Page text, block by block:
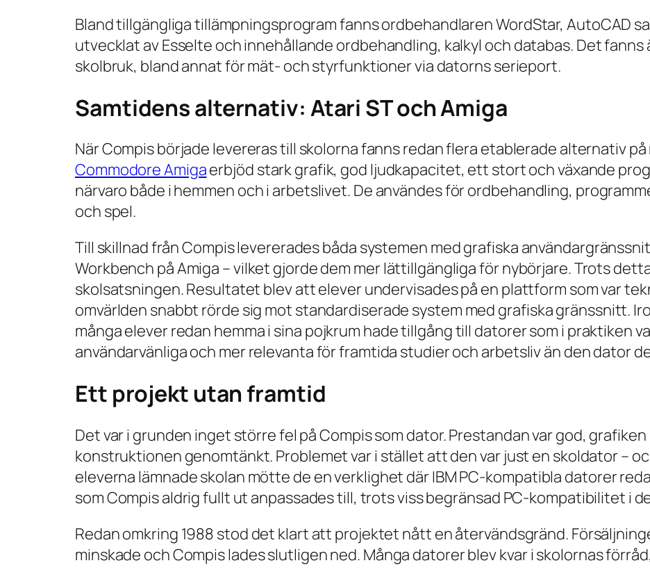
Bland tillgängliga tillämpningsprogram fanns ordbehandlaren WordStar, AutoCAD
utvecklat av Esselte och innehållande ordbehandling, kalkyl och databas. Det fanns
skolbruk, bland annat för mät- och styrfunktioner via datorns serieport.
Samtidens alternativ: Atari ST och Amiga
När Compis började levereras till skolorna fanns redan flera etablerade alternativ
Commodore Amigaerbjöd stark grafik, god ljudkapacitet, ett stort och växande
närvaro både i hemmen och i arbetslivet. De användes för ordbehandling,
och spel.
Till skillnad från Compis levererades båda systemen med grafiska
Workbench på Amiga – vilket gjorde dem mer lättillgängliga för nybörjare. Trots
skolsatsningen. Resultatet blev att elever undervisades på en plattform som var
omvärlden snabbt rörde sig mot standardiserade system med grafiska gränssnitt.
många elever redan hemma i sina pojkrum hade tillgång till datorer som i praktiken
användarvänliga och mer relevanta för framtida studier och arbetsliv än den dator
Ett projekt utan framtid
Det var i grunden inget större fel på Compis som dator. Prestandan var god,
konstruktionen genomtänkt. Problemet var i stället att den var just en skoldator –
eleverna lämnade skolan mötte de en verklighet där IBM PC-kompatibla datorer
som Compis aldrig fullt ut anpassades till, trots viss begränsad PC-kompatibilitet i
Redan omkring 1988 stod det klart att projektet nått en återvändsgränd.
minskade och Compis lades slutligen ned. Många datorer blev kvar i skolornas